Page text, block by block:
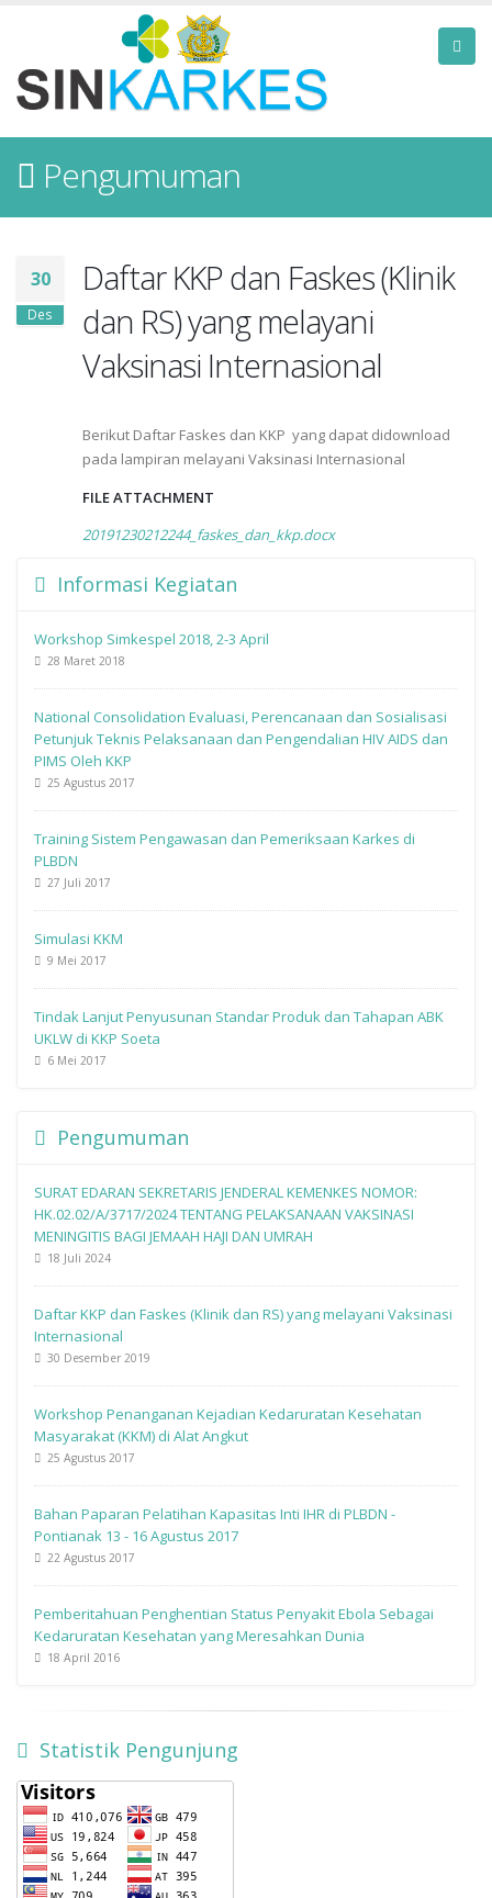
Pengumuman
30
Des
Daftar KKP dan Faskes (Klinik
dan RS) yang melayani
Vaksinasi Internasional
Berikut Daftar Faskes dan KKP yang dapat didownload
pada lampiran melayani Vaksinasi Internasional
FILE ATTACHMENT
20191230212244_faskes_dan_kkp.docx
Informasi Kegiatan
Workshop Simkespel 2018, 2-3 April
28 Maret 2018
National Consolidation Evaluasi, Perencanaan dan Sosialisasi
Petunjuk Teknis Pelaksanaan dan Pengendalian HIV AIDS dan
PIMS Oleh KKP
25 Agustus 2017
Training Sistem Pengawasan dan Pemeriksaan Karkes di
PLBDN
27 Juli 2017
Simulasi KKM
9 Mei 2017
Tindak Lanjut Penyusunan Standar Produk dan Tahapan ABK
UKLW di KKP Soeta
6 Mei 2017
Pengumuman
SURAT EDARAN SEKRETARIS JENDERAL KEMENKES NOMOR:
HK.02.02/A/3717/2024 TENTANG PELAKSANAAN VAKSINASI
MENINGITIS BAGI JEMAAH HAJI DAN UMRAH
18 Juli 2024
Daftar KKP dan Faskes (Klinik dan RS) yang melayani Vaksinasi
Internasional
30 Desember 2019
Workshop Penanganan Kejadian Kedaruratan Kesehatan
Masyarakat (KKM) di Alat Angkut
25 Agustus 2017
Bahan Paparan Pelatihan Kapasitas Inti IHR di PLBDN -
Pontianak 13 - 16 Agustus 2017
22 Agustus 2017
Pemberitahuan Penghentian Status Penyakit Ebola Sebagai
Kedaruratan Kesehatan yang Meresahkan Dunia
18 April 2016
Statistik Pengunjung